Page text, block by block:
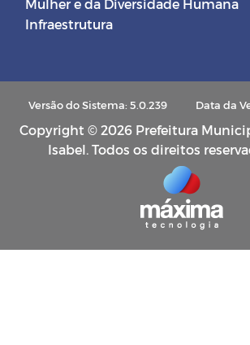
Mulher e da Diversidade Humana
Infraestrutura
Versão do Sistema: 5.0.239 Data da
Copyright © 2026 Prefeitura
Isabel. Todos os direitos